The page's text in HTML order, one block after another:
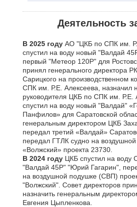
Деятельность
В 2025 году АО "ЦКБ по СПК им.
спустил на воду новый "Валдай
первый "Метеор 120Р" для
принял генерального директора
Сарицкого на производственном
СПК им. Р.Е. Алексеева, назначил
руководителя ЦКБ по СПК им. Р.Е.
спустил на воду новый "Валдай"
Панфилов» для Саратовской
генеральным директором ЦКБ
передал третий «Валдай»
передал ГТЛК судно на
«Волжский» проекта 23730.
В 2024 году ЦКБ спустил на воду
"Валдай 45Р" "Юрий Гагарин",
на воздушной подушке (СВП)
"Волжский". Совет директоров
назначить генеральным
Евгения Цыпленкова.